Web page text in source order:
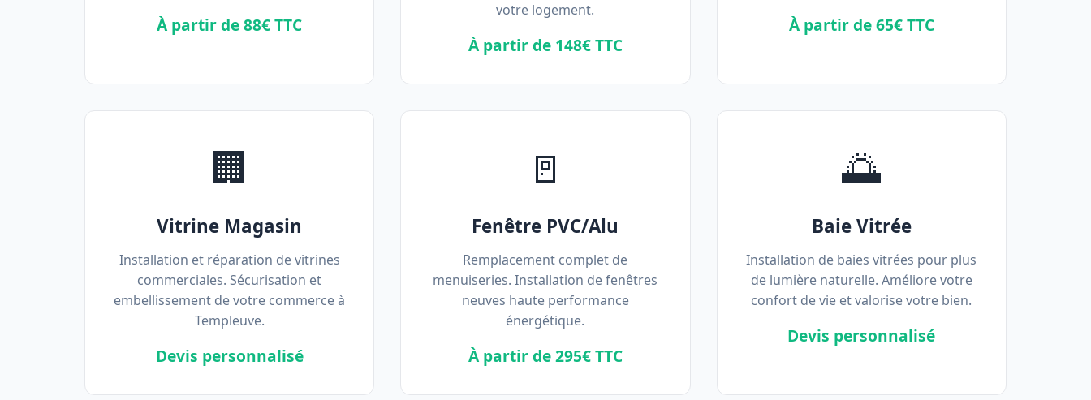
À partir de 88€ TTC
votre logement.
À partir de 148€ TTC
À partir de 65€ TTC
🏢
Vitrine Magasin
Installation et réparation de vitrines
commerciales. Sécurisation et
embellissement de votre commerce à
Templeuve.
Devis personnalisé
🚪
Fenêtre PVC/Alu
Remplacement complet de
menuiseries. Installation de fenêtres
neuves haute performance
énergétique.
À partir de 295€ TTC
🌅
Baie Vitrée
Installation de baies vitrées pour plus
de lumière naturelle. Améliore votre
confort de vie et valorise votre bien.
Devis personnalisé